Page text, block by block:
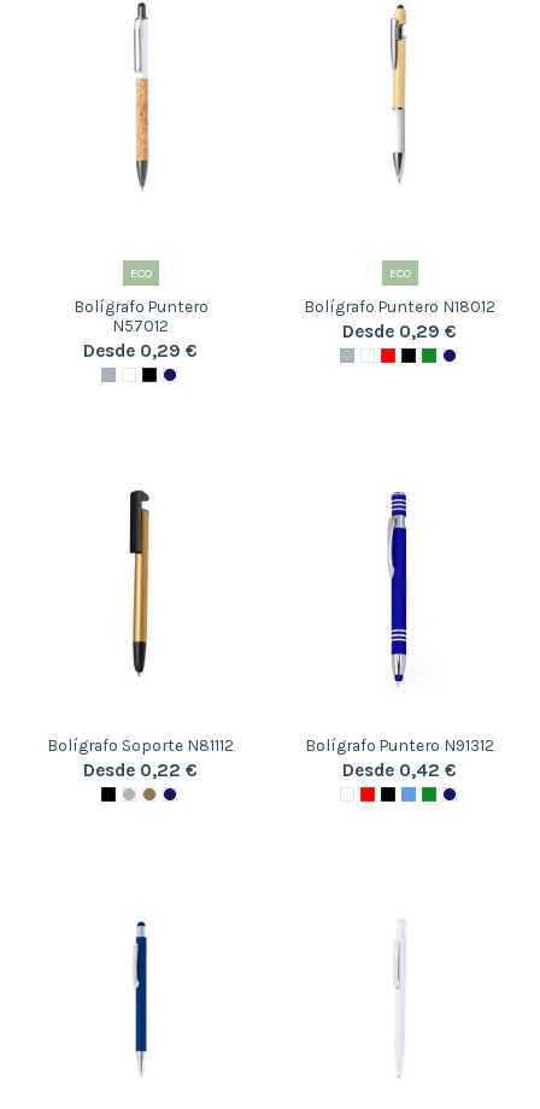
ECO
Bolígrafo Puntero
N57012
Desde 0,29 €
ECO
Bolígrafo Puntero N18012
Desde 0,29 €
Bolígrafo Soporte N81112
Desde 0,22 €
Bolígrafo Puntero N91312
Desde 0,42 €